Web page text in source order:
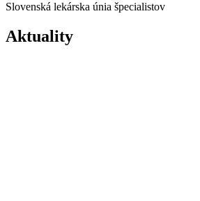
Slovenská lekárska únia špecialistov
Aktuality